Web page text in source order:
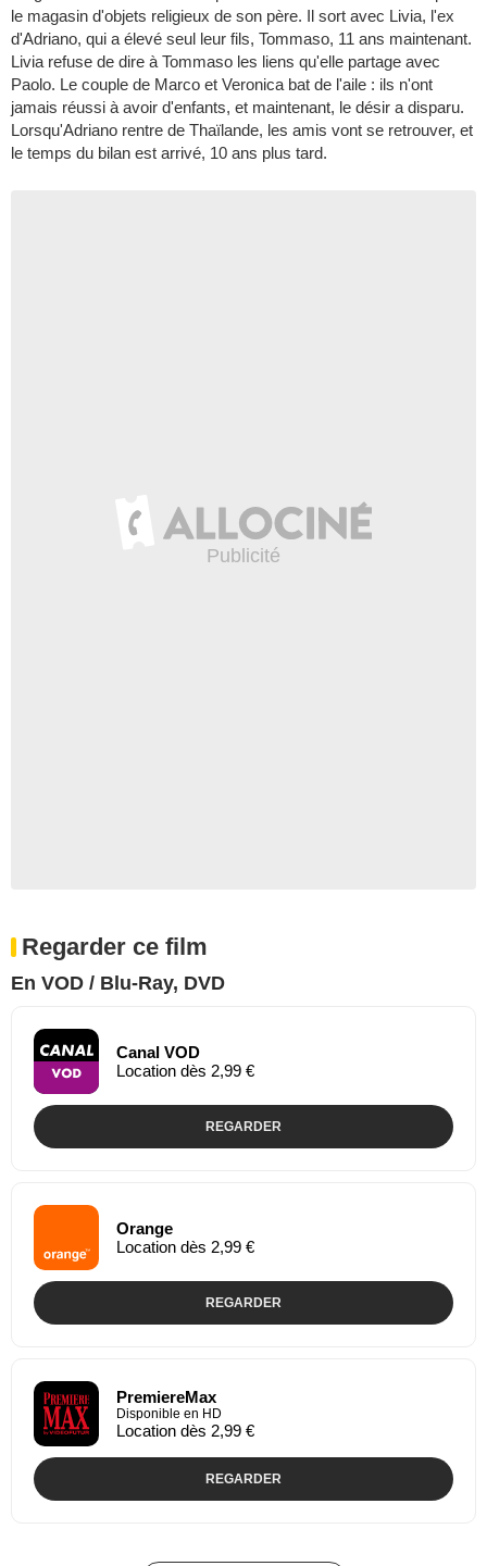
le magasin d'objets religieux de son père. Il sort avec Livia, l'ex
d'Adriano, qui a élevé seul leur fils, Tommaso, 11 ans maintenant.
Livia refuse de dire à Tommaso les liens qu'elle partage avec
Paolo. Le couple de Marco et Veronica bat de l'aile : ils n'ont
jamais réussi à avoir d'enfants, et maintenant, le désir a disparu.
Lorsqu'Adriano rentre de Thaïlande, les amis vont se retrouver, et
le temps du bilan est arrivé, 10 ans plus tard.
Regarder ce film
En VOD / Blu-Ray, DVD
Canal VOD
Location dès 2,99 €
REGARDER
Orange
Location dès 2,99 €
REGARDER
PremiereMax
Disponible en HD
Location dès 2,99 €
REGARDER